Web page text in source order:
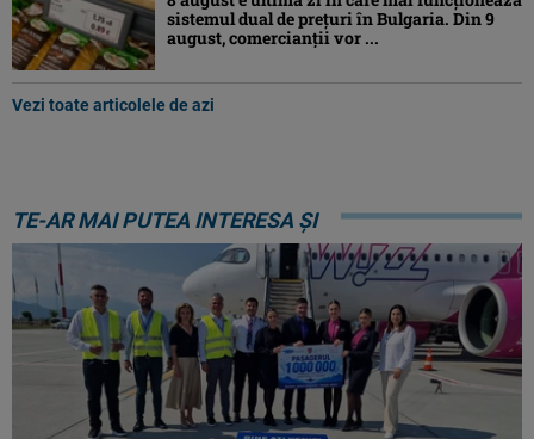
sistemul dual de prețuri în Bulgaria. Din 9
august, comercianții vor ...
Vezi toate articolele de azi
TE-AR MAI PUTEA INTERESA ȘI